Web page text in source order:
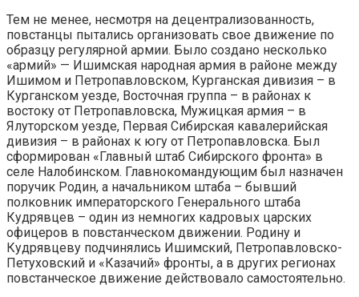
Тем не менее, несмотря на децентрализованность,
повстанцы пытались организовать свое движение по
образцу регулярной армии. Было создано несколько
«армий» — Ишимская народная армия в районе между
Ишимом и Петропавловском, Курганская дивизия – в
Курганском уезде, Восточная группа – в районах к
востоку от Петропавловска, Мужицкая армия – в
Ялуторском уезде, Первая Сибирская кавалерийская
дивизия – в районах к югу от Петропавловска. Был
сформирован «Главный штаб Сибирского фронта» в
селе Налобинском. Главнокомандующим был назначен
поручик Родин, а начальником штаба – бывший
полковник императорского Генерального штаба
Кудрявцев – один из немногих кадровых царских
офицеров в повстанческом движении. Родину и
Кудрявцеву подчинялись Ишимский, Петропавловско-
Петуховский и «Казачий» фронты, а в других регионах
повстанческое движение действовало самостоятельно.